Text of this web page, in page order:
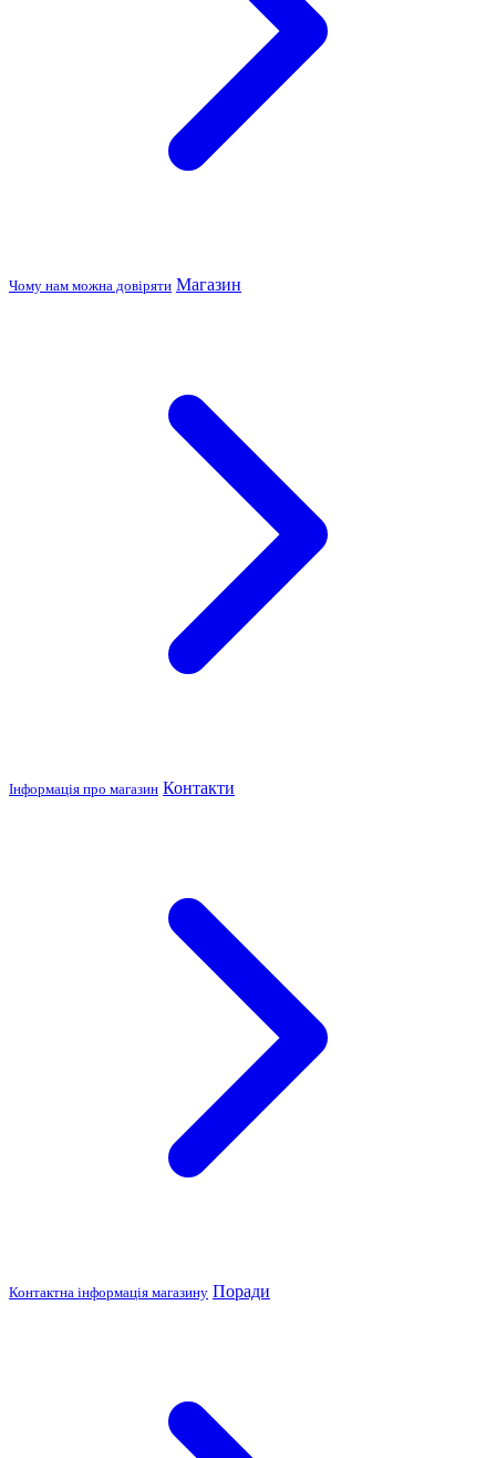
Чому нам можна довіряти Магазин
Інформація про магазин Контакти
Контактна інформація магазину Поради